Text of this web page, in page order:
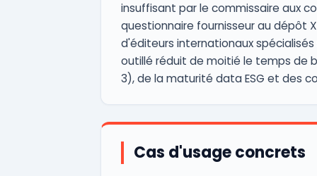
insuffisant par le commissaire aux
questionnaire fournisseur au dépôt
d'éditeurs internationaux
outillé réduit de moitié le temps de
3), de la maturité data ESG et des
Cas d'usage concrets